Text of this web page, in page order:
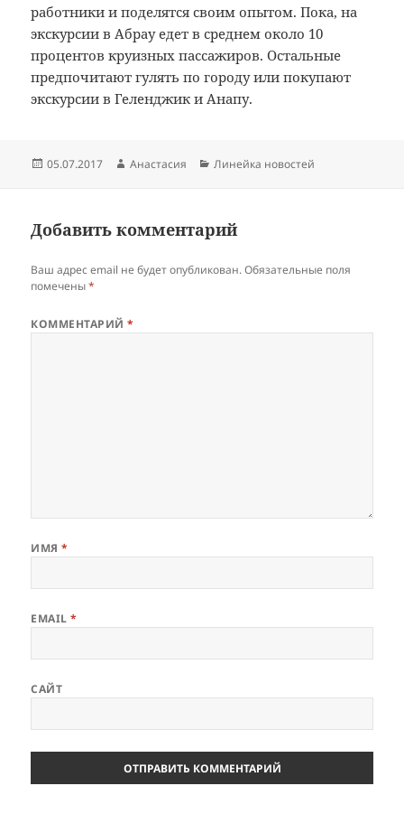
работники и поделятся своим опытом. Пока, на
экскурсии в Абрау едет в среднем около 10
процентов круизных пассажиров. Остальные
предпочитают гулять по городу или покупают
экскурсии в Геленджик и Анапу.
Опубликовано
05.07.2017 Автор
Анастасия Рубрики
Линейка новостей
Добавить комментарий
Ваш адрес email не будет опубликован. Обязательные поля
помечены*
КОММЕНТАРИЙ*
ИМЯ*
EMAIL*
САЙТ